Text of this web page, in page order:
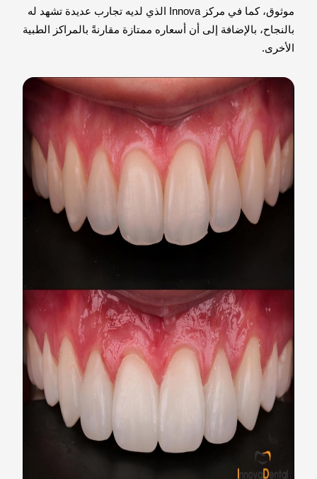
موثوق، كما في مركز Innova الذي لديه تجارب عديدة تشهد له
بالنجاح، بالإضافة إلى أن أسعاره ممتازة مقارنةً بالمراكز الطبية
الأخرى.